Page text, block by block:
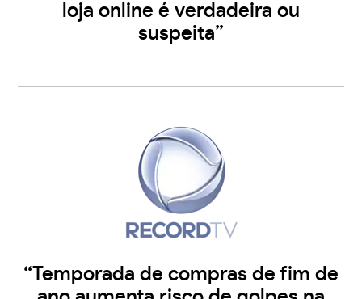
loja online é verdadeira ou
suspeita”
“Temporada de compras de fim de